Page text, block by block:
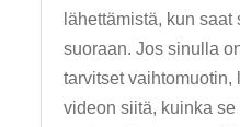
lähettämistä, kun
suoraan. Jos sinulla
tarvitset vaihtomuotin,
videon siitä, kuinka